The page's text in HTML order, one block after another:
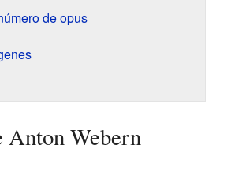
de opus
Webern